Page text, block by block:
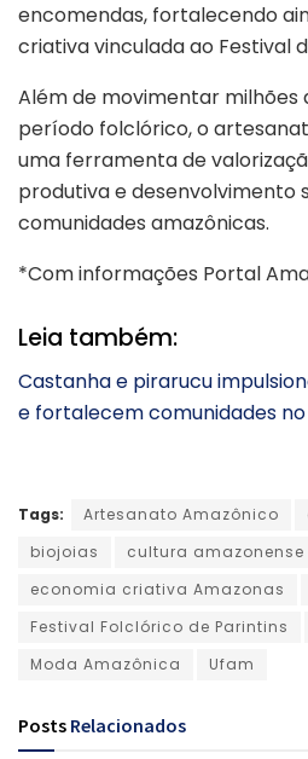
encomendas, fortalecendo
criativa vinculada ao Festival
Além de movimentar milhões
período folclórico, o
uma ferramenta de
produtiva e desenvolvimento
comunidades amazônicas.
*Com informações Portal
Leia também:
Castanha e pirarucu
e fortalecem comunidades
Tags: Artesanato Amazônico
biojoias
cultura amazonense
economia criativa Amazonas
Festival Folclórico de Parintins
Moda Amazônica
Ufam
Posts Relacionados